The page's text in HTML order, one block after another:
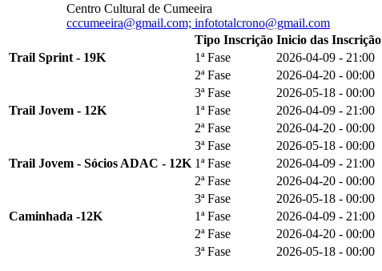
Centro Cultural de Cumeeira
cccumeeira@gmail.com; infototalcrono@gmail.com
Tipo Inscrição Inicio das Inscrição
Trail Sprint - 19K
1ª Fase 2026-04-09 - 21:00
2ª Fase
2026-04-20 - 00:00
3ª Fase
2026-05-18 - 00:00
Trail Jovem - 12K
1ª Fase 2026-04-09 - 21:00
2ª Fase
2026-04-20 - 00:00
3ª Fase
2026-05-18 - 00:00
Trail Jovem - Sócios ADAC - 12K 1ª Fase 2026-04-09 - 21:00
2ª Fase
2026-04-20 - 00:00
3ª Fase
2026-05-18 - 00:00
Caminhada -12K
1ª Fase 2026-04-09 - 21:00
2ª Fase
2026-04-20 - 00:00
3ª Fase
2026-05-18 - 00:00